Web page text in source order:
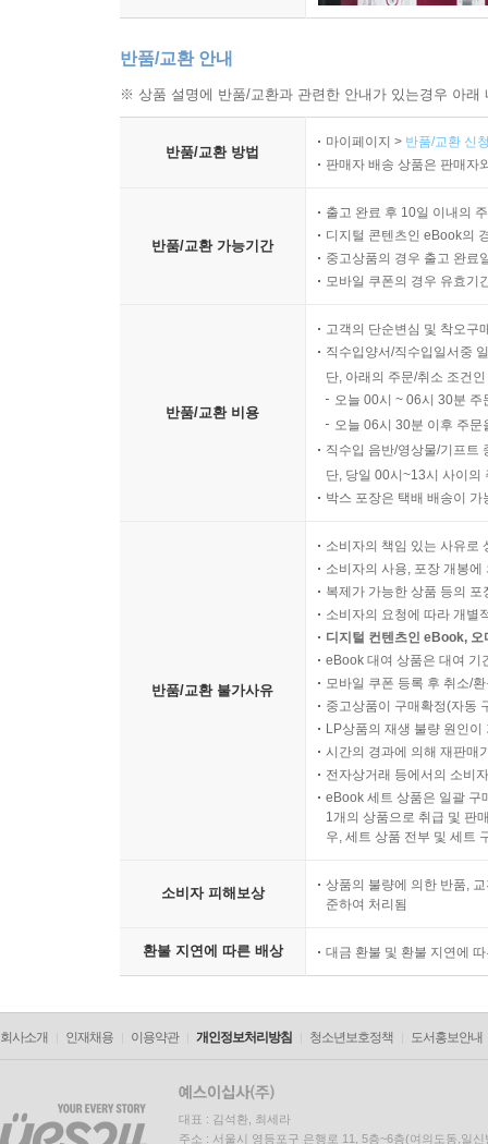
반품/교환 안내
※ 상품 설명에 반품/교환과 관련한 안내가 있는경우 아
반품/교환 방법
마이페이지 > 반품/교환 신
판매자 배송 상품은 판매자
반품/교환 가능기간
출고 완료 후 10일 이내의
디지털 콘텐츠인 eBook의
중고상품의 경우 출고 완료
모바일 쿠폰의 경우 유효기
반품/교환 비용
고객의 단순변심 및 착오구
직수입양서/직수입일서중
단, 아래의 주문/취소 조건
오늘 00시 ~ 06시 30분
오늘 06시 30분 이후 주
직수입 음반/영상물/기프트
단, 당일 00시~13시 사이의
박스 포장은 택배 배송이
반품/교환 불가사유
소비자의 책임 있는 사유로
소비자의 사용, 포장 개봉
복제가 가능한 상품 등의
소비자의 요청에 따라 개별
디지털 컨텐츠인 eBook,
eBook 대여 상품은 대여 기
모바일 쿠폰 등록 후 취소/
중고상품이 구매확정(자동
LP상품의 재생 불량 원인
시간의 경과에 의해 재판매
전자상거래 등에서의 소비
eBook 세트 상품은 일괄 구
1개의 상품으로 취급 및 판
우, 세트 상품 전부 및 세트
소비자 피해보상
상품의 불량에 의한 반품,
준하여 처리됨
환불 지연에 따른 배상 대금 환불 및 환불 지연에
회사소개 인재채용 이용약관 개인정보처리방침 청소년보호정책 도서홍보안내
대표 : 김석환, 최세라
주소 : 서울시 영등포구 은행로 11, 5층~6층(여의도동,일신